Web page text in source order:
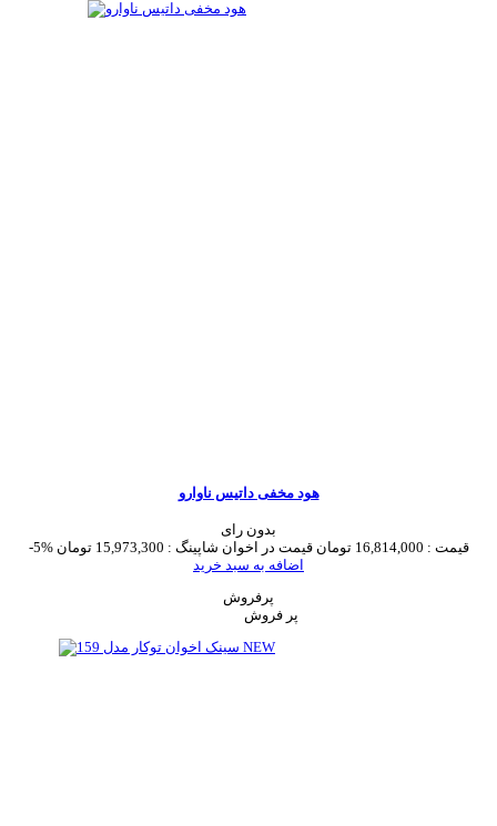
هود مخفی داتیس ناوارو
بدون رای
-5%
قیمت : 16,814,000 تومان قیمت در اخوان شاپینگ : 15,973,300 تومان
اضافه به سبد خرید
پرفروش